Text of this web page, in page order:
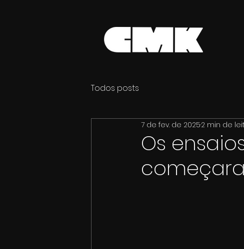
Todos posts
Os
7 de fev. de 20252 min de